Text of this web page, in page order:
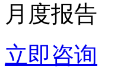
月度报告
立即咨询